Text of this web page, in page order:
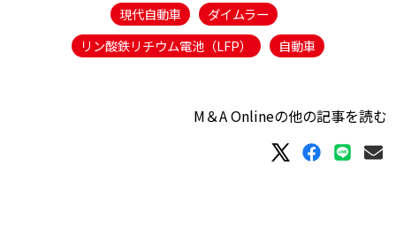
現代自動車
ダイムラー
リン酸鉄リチウム電池（LFP）
自動車
M＆A Onlineの他の記事を読む